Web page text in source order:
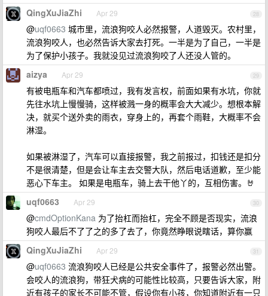
28
QingXuJiaZhi Apr 29
@uqf0663 城市里，流浪狗咬人必然报警，人道毁灭。农村里，
流浪狗咬人，也必然告诉大家去打死。一半是为了自己，一半是
为了保护小孩子。我就没见过流浪狗咬了人还没人管的。
29
aizya Apr 29
有被电瓶车和汽车都喷过，我有发言权，前面如果有水坑，你就
先往水坑上慢慢骑，这样被溅一身的概率会大大减少。想根本解
决，就买个送外卖的雨衣，穿身上的，再套个雨鞋，大概率不会
淋湿。
如果被淋湿了，汽车可以直接报警，我之前报过，扣钱还是扣分
不是很清楚，但是会让车主去交警大队，然后电话道歉，至少能
恶心下车主。 如果是电瓶车，骑上去干他丫的，互相伤害。🤘
30
uqf0663 Apr 29
@cmdOptionKana 为了抬杠而抬杠，完全不顾是否现实，流浪
狗咬人最后不了了之的多了去了，你竟然睁眼说瞎话，算你赢
31
QingXuJiaZhi Apr 29
@uqf0663 流浪狗咬人已经是公共安全事件了，报警必然出警。
会咬人的流浪狗，带狂犬病的可能性比较高，只要告诉大家，附
近有孩子的家长不可能不管，假设你有小孩，你知道附近有一只